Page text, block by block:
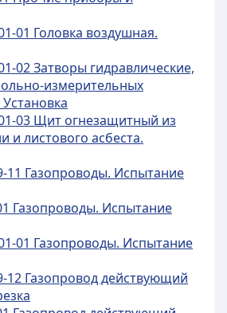
01 Головка воздушная.
02 Затворы гидравлические,
измерительных
03 Щит огнезащитный из
и листового асбеста.
Газопроводы. Испытание
Газопроводы. Испытание
01 Газопроводы. Испытание
Газопровод действующий